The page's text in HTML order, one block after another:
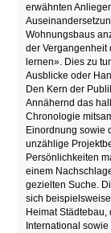
erwähnten
Wohnungsbaus
der Vergangenheit
lernen». Dies zu
Ausblicke oder
Den Kern der
Annähernd das
Chronologie
Einordnung sowie
unzählige
Persönlichkeiten
einem
gezielten Suche.
sich
Heimat
International